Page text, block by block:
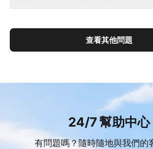
查看其他問題
24/7 幫助中心
有問題嗎？隨時隨地與我們的